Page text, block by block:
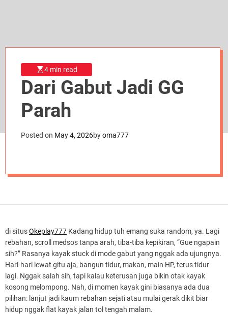
4 min read
Dari Gabut Jadi GG
Parah
Posted on May 4, 2026byoma777
di situsOkeplay777 Kadang hidup tuh emang suka random, ya. Lagi
rebahan, scroll medsos tanpa arah, tiba-tiba kepikiran, “Gue ngapain
sih?” Rasanya kayak stuck di mode gabut yang nggak ada ujungnya.
Hari-hari lewat gitu aja, bangun tidur, makan, main HP, terus tidur
lagi. Nggak salah sih, tapi kalau keterusan juga bikin otak kayak
kosong melompong. Nah, di momen kayak gini biasanya ada dua
pilihan: lanjut jadi kaum rebahan sejati atau mulai gerak dikit biar
hidup nggak flat kayak jalan tol tengah malam.